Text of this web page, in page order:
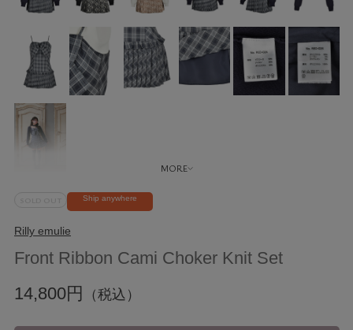
Ship anywhere
Rilly emulie
Front Ribbon Cami Choker Knit Set
14,800円
（税込）